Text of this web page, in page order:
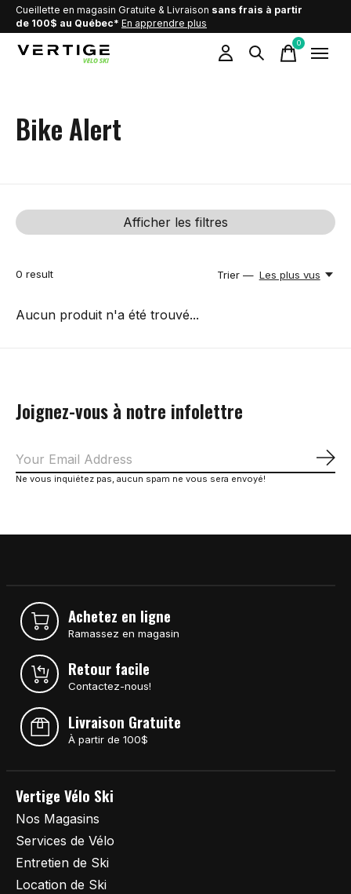
Cueillette en magasin Gratuite & Livraison sans frais à partir
de 100$ au Québec* En apprendre plus
0items
Bike Alert
Afficher les filtres
0 result Trier — Les plus vus
Aucun produit n'a été trouvé...
Joignez-vous à notre infolettre
Ne vous inquiétez pas, aucun spam ne vous sera envoyé!
Achetez en ligne
Ramassez en magasin
Retour facile
Contactez-nous!
Livraison Gratuite
À partir de 100$
Vertige Vélo Ski
Nos Magasins
Services de Vélo
Entretien de Ski
Location de Ski